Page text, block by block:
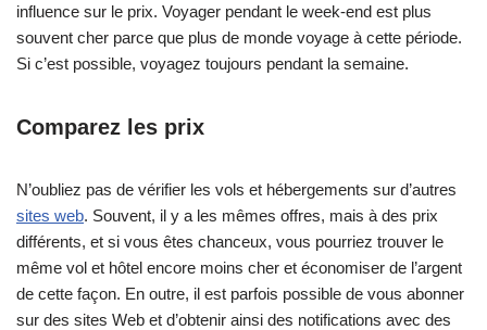
influence sur le prix. Voyager pendant le week-end est plus
souvent cher parce que plus de monde voyage à cette période.
Si c’est possible, voyagez toujours pendant la semaine.
Comparez les prix
N’oubliez pas de vérifier les vols et hébergements sur d’autres
sites web. Souvent, il y a les mêmes offres, mais à des prix
différents, et si vous êtes chanceux, vous pourriez trouver le
même vol et hôtel encore moins cher et économiser de l’argent
de cette façon. En outre, il est parfois possible de vous abonner
sur des sites Web et d’obtenir ainsi des notifications avec des